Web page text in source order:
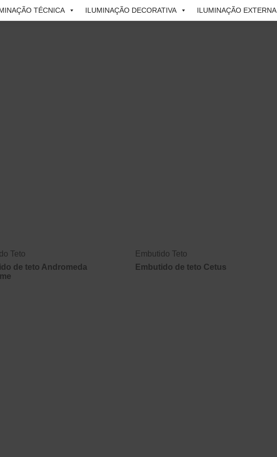
TÉCNICA ILUMINAÇÃO DECORATIVA ILUMINAÇÃO EXTERNA
Teto
de teto Andromeda
Embutido Teto
Embutido de teto Cetus